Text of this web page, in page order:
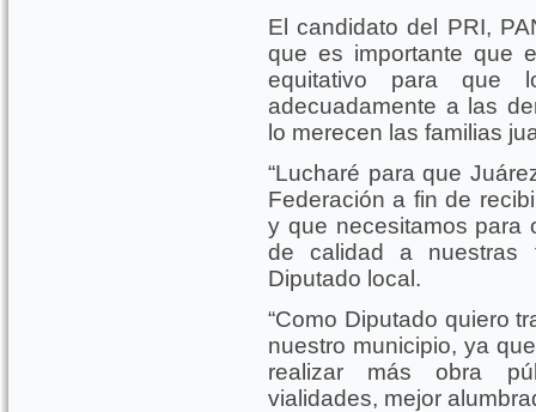
El candidato del PRI,
que es importante que
equitativo para que
adecuadamente a las
lo merecen las familias
“Lucharé para que
Federación a fin de
y que necesitamos para
de calidad a nuestras
Diputado local.
“Como Diputado quiero
nuestro municipio, ya
realizar más obra
vialidades, mejor